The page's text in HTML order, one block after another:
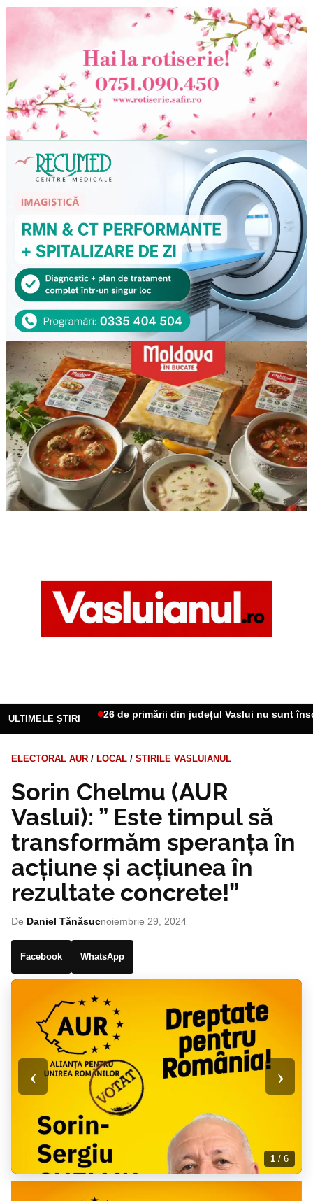
ULTIMELE ȘTIRI Razie în trenurile și gările din Vaslui.
ELECTORAL AUR / LOCAL / STIRILE VASLUIANUL
Sorin Chelmu (AUR
Vaslui): ” Este timpul să
transformăm speranța în
acțiune și acțiunea în
rezultate concrete!”
De Daniel Tănăsucnoiembrie 29, 2024
Facebook WhatsApp
‹ ›
1 / 6